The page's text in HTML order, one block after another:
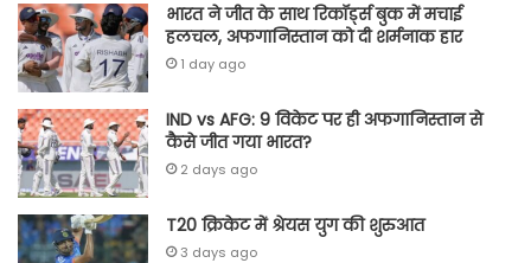
भारत ने जीत के साथ रिकॉर्ड्स बुक में मचाई
हलचल, अफगानिस्तान को दी शर्मनाक हार
1 day ago
IND vs AFG: 9 विकेट पर ही अफगानिस्तान से
कैसे जीत गया भारत?
2 days ago
T20 क्रिकेट में श्रेयस युग की शुरुआत
3 days ago